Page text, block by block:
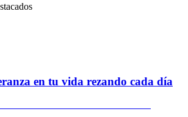
en tu vida rezando cada día